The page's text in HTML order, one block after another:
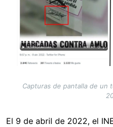
Capturas de pantalla de un
El 9 de abril de 2022, el